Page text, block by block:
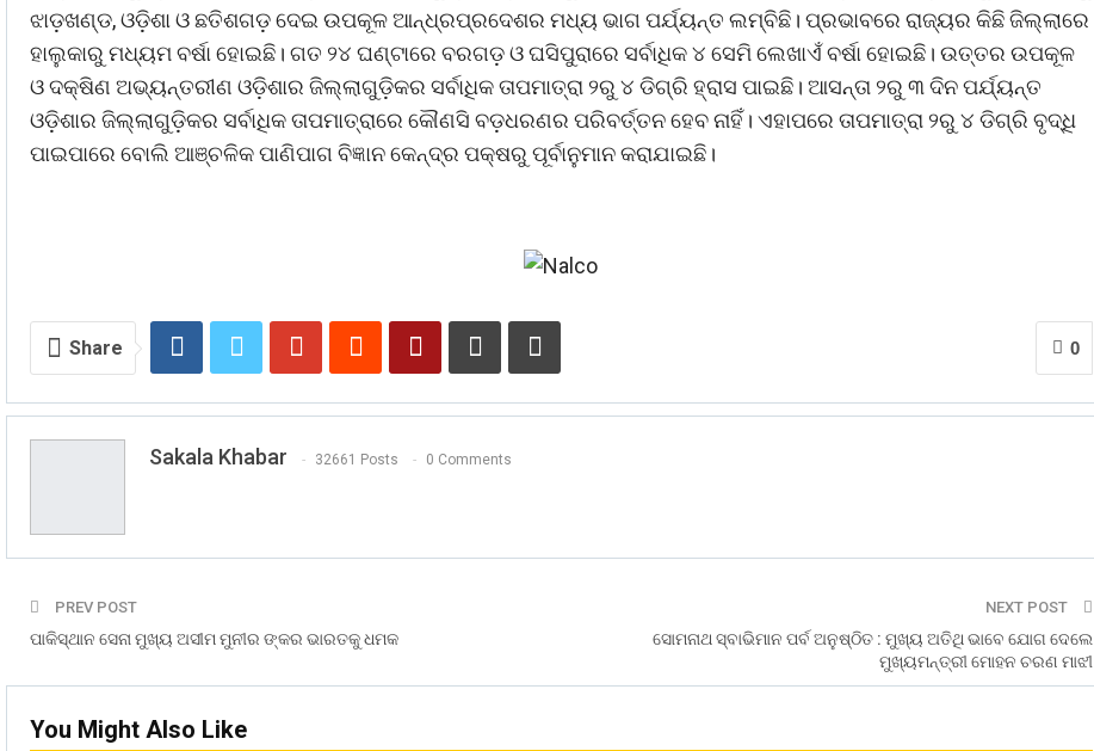
ଝାଡ଼ଖଣ୍ଡ, ଓଡ଼ିଶା ଓ ଛତିଶଗଡ଼ ଦେଇ ଉପକୂଳ ଆନ୍ଧ୍ରପ୍ରଦେଶର ମଧ୍ୟ ଭାଗ ପର୍ଯ୍ୟନ୍ତ ଲମ୍ବିଛି। ପ୍ରଭାବରେ ରାଜ୍ୟର କିଛି ଜିଲ୍ଲାରେ
ହାଲୁକାରୁ ମଧ୍ୟମ ବର୍ଷା ହୋଇଛି। ଗତ ୨୪ ଘଣ୍ଟାରେ ବରଗଡ଼ ଓ ଘସିପୁରାରେ ସର୍ବାଧିକ ୪ ସେମି ଲେଖାଏଁ ବର୍ଷା ହୋଇଛି। ଉତ୍ତର ଉପକୂଳ
ଓ ଦକ୍ଷିଣ ଅଭ୍ୟନ୍ତରୀଣ ଓଡ଼ିଶାର ଜିଲ୍ଲାଗୁଡ଼ିକର ସର୍ବାଧିକ ତାପମାତ୍ରା ୨ରୁ ୪ ଡିଗ୍ରି ହ୍ରାସ ପାଇଛି। ଆସନ୍ତା ୨ରୁ ୩ ଦିନ ପର୍ଯ୍ୟନ୍ତ
ଓଡ଼ିଶାର ଜିଲ୍ଲାଗୁଡ଼ିକର ସର୍ବାଧିକ ତାପମାତ୍ରାରେ କୌଣସି ବଡ଼ଧରଣର ପରିବର୍ତ୍ତନ ହେବ ନାହିଁ। ଏହାପରେ ତାପମାତ୍ରା ୨ରୁ ୪ ଡିଗ୍ରି ବୃଦ୍ଧି
ପାଇପାରେ ବୋଲି ଆଞ୍ଚଳିକ ପାଣିପାଗ ବିଜ୍ଞାନ କେନ୍ଦ୍ର ପକ୍ଷରୁ ପୂର୍ବାନୁମାନ କରାଯାଇଛି।
0
Share
Sakala Khabar 32661 Posts 0 Comments
PREV POST
ପାକିସ୍ଥାନ ସେନା ମୁଖ୍ୟ ଅସୀମ ମୁନୀର ଙ୍କର ଭାରତକୁ ଧମକ
NEXT POST
ସୋମନାଥ ସ୍ବାଭିମାନ ପର୍ବ ଅନୁଷ୍ଠିତ : ମୁଖ୍ୟ ଅତିଥି ଭାବେ ଯୋଗ ଦେଲେ
ମୁଖ୍ୟମନ୍ତ୍ରୀ ମୋହନ ଚରଣ ମାଝୀ
You Might Also Like